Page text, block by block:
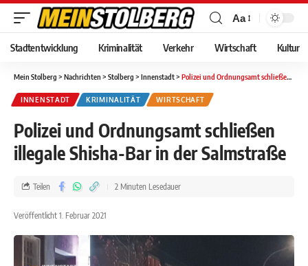
Aa
Stadtentwicklung Kriminalität Verkehr Wirtschaft Kultur
Mein Stolberg > Nachrichten > Stolberg > Innenstadt> Polizei und Ordnungsamt schließen illegale Shisha-Bar in der Salmstraße
INNENSTADT KRIMINALITÄT WIRTSCHAFT
Polizei und Ordnungsamt schließen
illegale Shisha-Bar in der Salmstraße
Veröffentlicht 1. Februar 2021
Teilen 2 Minuten Lesedauer